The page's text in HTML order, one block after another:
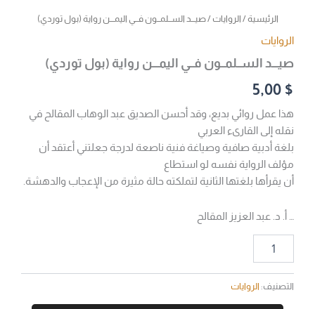
الرئيسية/ الروايات / صيـــد الســلمــون فــي اليمـــن رواية (بول توردي)
الروايات
صيـــد الســلمــون فــي اليمـــن رواية (بول توردي)
5,00 $
هذا عمل روائي بديع، وقد أحسن الصديق عبد الوهاب المقالح في
نقله إلى القارىء العربي
بلغة أدبية صافية وصياغة فنية ناصعة لدرجة جعلتني أعتقد أن
مؤلف الرواية نفسه لو استطاع
أن يقرأها بلغتها الثانية لتملكته حالة مثيرة من الإعجاب والدهشة.
… أ. د. عبد العزيز المقالح
التصنيف: الروايات